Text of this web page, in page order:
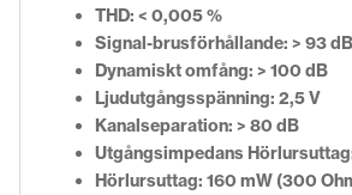
THD: < 0,005 %
Signal-brusförhållande: > 93 dB
Dynamiskt omfång: > 100 dB
Ljudutgångsspänning: 2,5 V
Kanalseparation: > 80 dB
Utgångsimpedans
Hörlursuttag: 160 mW (300